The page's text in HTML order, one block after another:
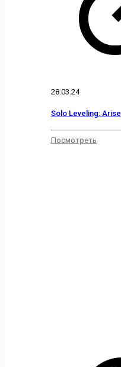
28.03.24
Solo Leveling: Arise
Посмотреть